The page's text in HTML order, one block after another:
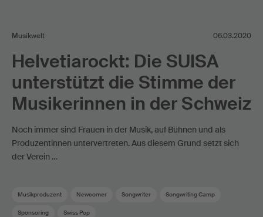
Musikwelt 06.03.2020
Helvetiarockt: Die SUISA
unterstützt die Stimme der
Musikerinnen in der Schweiz
Noch immer sind Frauen in der Musik, auf Bühnen und als
Produzentinnen untervertreten. Aus diesem Grund setzt sich
der Verein …
Musikproduzent Newcomer Songwriter Songwriting Camp
Sponsoring Swiss Pop